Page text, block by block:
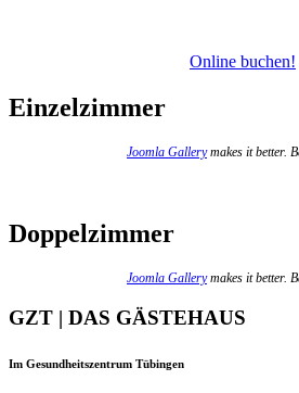
Online buchen!
Einzelzimmer
Joomla Gallerymakes it better.
Doppelzimmer
Joomla Gallerymakes it better.
GZT | DAS GÄSTEHAUS
Im Gesundheitszentrum Tübingen